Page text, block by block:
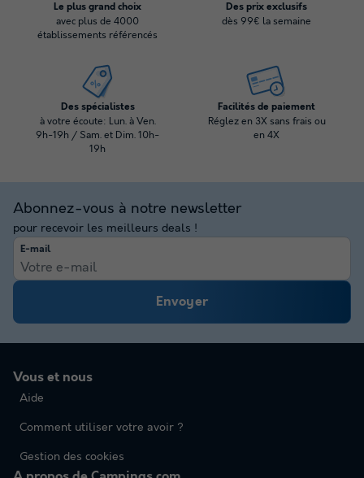
Le plus grand choix
avec plus de 4000
établissements référencés
Des prix exclusifs
dès 99€ la semaine
Des spécialistes
à votre écoute: Lun. à Ven.
9h-19h / Sam. et Dim. 10h-
19h
Facilités de paiement
Réglez en 3X sans frais ou
en 4X
Abonnez-vous à notre newsletter
pour recevoir les meilleurs deals !
E-mail
Envoyer
Vous et nous
Aide
Comment utiliser votre avoir ?
Gestion des cookies